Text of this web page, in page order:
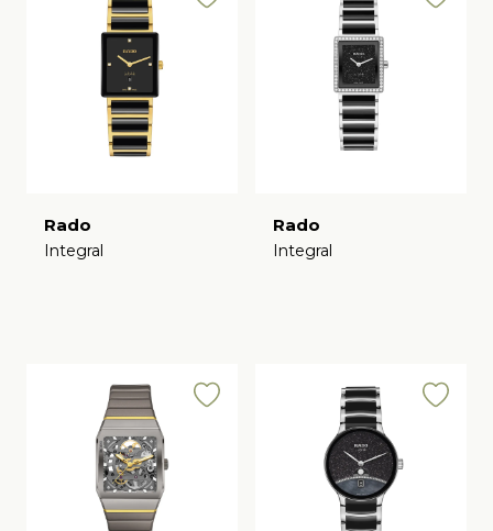
Rado
Integral
Rado
Integral